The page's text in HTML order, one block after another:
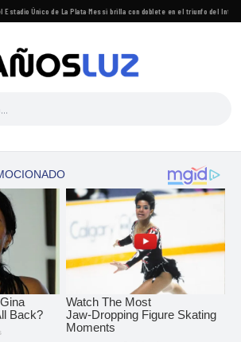
Único de La Plata·Messi brilla con doblete en el triunfo del Inter